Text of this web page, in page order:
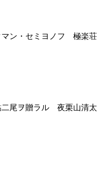
ン・セミヨノフ 極楽荘
尾ヲ贈ラル 夜栗山清太